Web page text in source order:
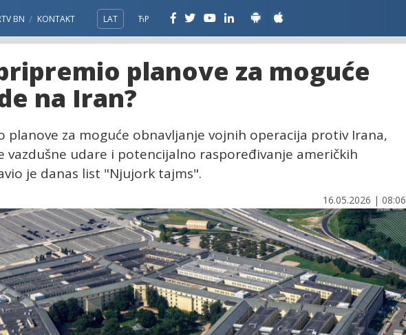
BN KONTAKT LAT ЋР
planove za moguće
na Iran?
planove za moguće obnavljanje vojnih operacija protiv Irana,
vazdušne udare i potencijalno raspoređivanje američkih
je danas list "Njujork tajms".
16.05.2026 | 08:06